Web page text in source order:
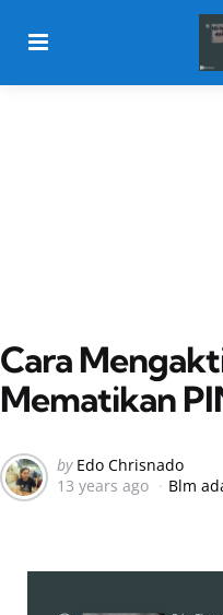
Cara
Mematikan
Posted
by
by Edo Chrisnado
13 years ago
Blm